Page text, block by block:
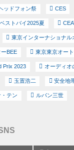
ッドフォン祭 CES
ストバイ2025夏
東京インターナショナル
BEE 東京東京オー
Prix 2023 オーディオ
玉置浩二 安全地
テン ルパン三世